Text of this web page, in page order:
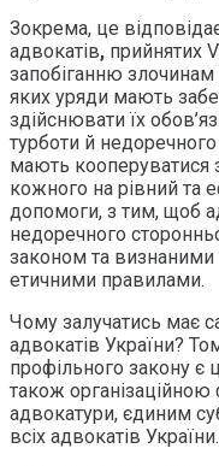
Зокрема, це
адвокатів, прийнятих
запобіганню злочинам
яких уряди мають
здійснювати їх
турботи й недоречного
мають кооперуватися
кожного на рівний та
допомоги, з тим, щоб
недоречного
законом та
етичними правилами.
Чому залучатись має
адвокатів України?
профільного закону є
також
адвокатури, єдиним
всіх адвокатів України.